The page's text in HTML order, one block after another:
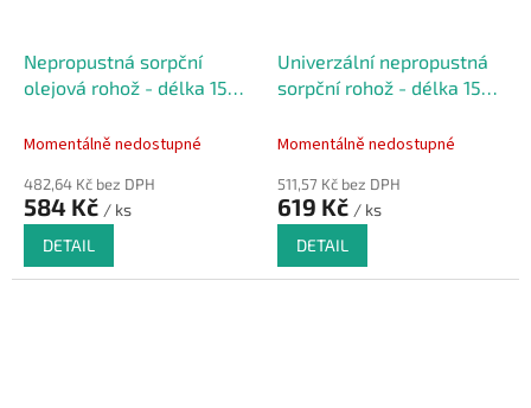
Nepropustná sorpční
olejová rohož - délka 150
Momentálně nedostupné
482,64 Kč bez DPH
584 Kč / ks
DETAIL
Univerzální nepropustná
sorpční rohož - délka 150
Momentálně nedostupné
511,57 Kč bez DPH
619 Kč / ks
DETAIL